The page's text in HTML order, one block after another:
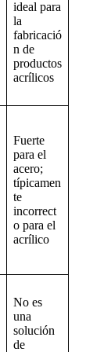
ideal para
la
fabricació
n de
productos
acrílicos
Fuerte
para el
acero;
típicamen
te
incorrect
o para el
acrílico
No es
una
solución
de